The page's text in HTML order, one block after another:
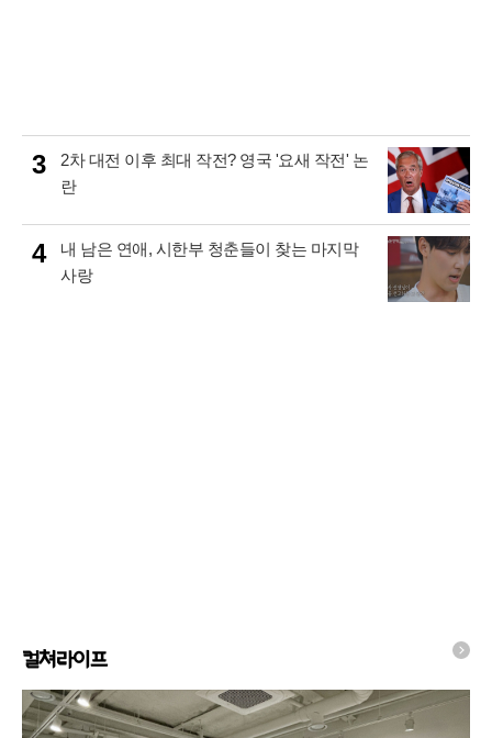
3
2차 대전 이후 최대 작전? 영국 '요새 작전' 논
란
4
내 남은 연애, 시한부 청춘들이 찾는 마지막
사랑
컬쳐라이프